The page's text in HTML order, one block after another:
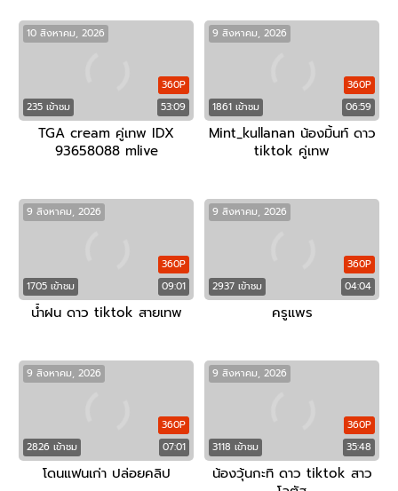
235 เข้าชม 53:09
360P
10 สิงหาคม, 2026
TGA cream คู่เทพ IDX
93658088 mlive
1861 เข้าชม 06:59
360P
9 สิงหาคม, 2026
Mint_kullanan น้องมิ้นท์ ดาว
tiktok คู่เทพ
1705 เข้าชม 09:01
360P
9 สิงหาคม, 2026
น้ำฝน ดาว tiktok สายเทพ
2937 เข้าชม 04:04
360P
9 สิงหาคม, 2026
ครูแพร
2826 เข้าชม 07:01
360P
9 สิงหาคม, 2026
โดนแฟนเก่า ปล่อยคลิป
3118 เข้าชม 35:48
360P
9 สิงหาคม, 2026
น้องวุ้นกะทิ ดาว tiktok สาว